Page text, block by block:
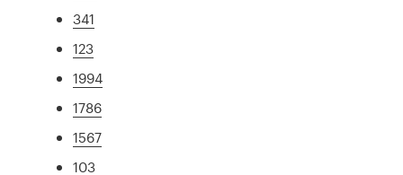
341
123
1994
1786
1567
103